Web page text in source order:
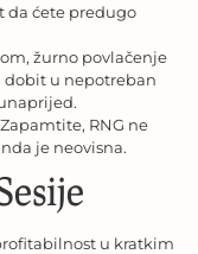
da ćete predugo
žurno povlačenje
dobit u nepotreban
Zapamtite, RNG ne
je neovisna.
u kratkim